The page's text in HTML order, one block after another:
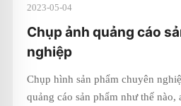
2023-05-04
Chụp ảnh quảng cáo
nghiệp
Chụp hình sản phẩm chuyên
quảng cáo sản phẩm như thế nào,